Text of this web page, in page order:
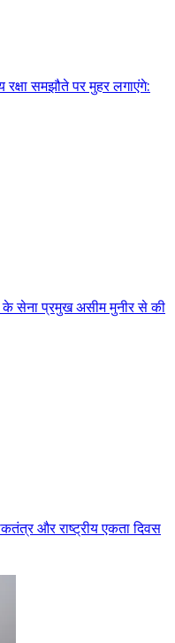
रक्षा समझौते पर मुहर लगाएंगे:
सेना प्रमुख असीम मुनीर से की
और राष्ट्रीय एकता दिवस